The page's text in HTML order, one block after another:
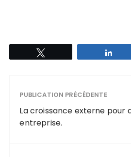
PUBLICATION PRÉCÉDENTE
La croissance externe pour
entreprise.